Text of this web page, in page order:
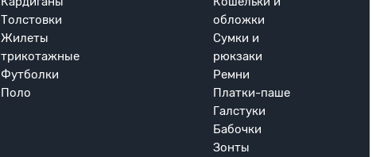
Толстовки
Жилеты
трикотажные
Футболки
Поло
обложки
Сумки и
рюкзаки
Ремни
Платки-паше
Галстуки
Бабочки
Зонты